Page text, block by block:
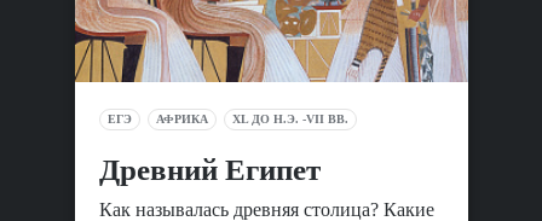
ЕГЭ АФРИКА XL ДО Н.Э. -VII ВВ.
Древний Египет
Как называлась древняя столица? Какие